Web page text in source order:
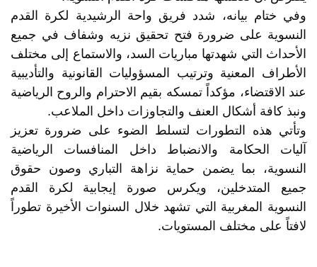
وفي ختام بيانه، شدد فريق واحة الرشيدية لكرة القدم
النسوية على ضرورة فتح تحقيق نزيه وشفاف في جميع
الأحداث التي شهدتها مباريات السد، والاستماع إلى مختلف
الأطراف المعنية وترتيب المسؤوليات القانونية والتأديبية
عند الاقتضاء، مؤكداً تمسكه بقيم الاحترام والروح الرياضية
ونبذ كافة أشكال العنف والتجاوزات داخل الملاعب.
وتأتي هذه التطورات لتسلط الضوء على ضرورة تعزيز
آليات الحكامة والانضباط داخل المنافسات الرياضية
النسوية، بما يضمن حماية نزاهة التباري وصون حقوق
جميع المتدخلين، ويكرس صورة إيجابية لكرة القدم
النسوية المغربية التي تشهد خلال السنوات الأخيرة تطوراً
لافتاً على مختلف المستويات.